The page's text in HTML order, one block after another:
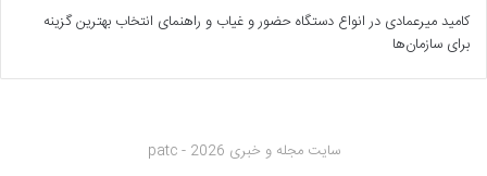
کامید میرعمادی درانواع دستگاه حضور و غیاب و راهنمای انتخاب بهترین گزینه
برای سازمان‌ها
سایت مجله و خبری patc - 2026